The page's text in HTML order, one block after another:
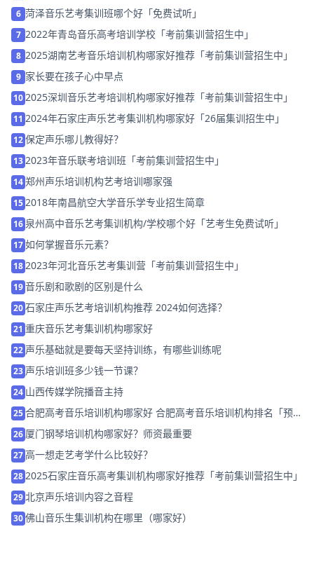
6 菏泽音乐艺考集训班哪个好「免费试听」
7 2022年青岛音乐高考培训学校「考前集训营招生中」
8 2025湖南艺考音乐培训机构哪家好推荐「考前集训营招生中」
9 家长要在孩子心中早点
102025深圳音乐艺考培训机构哪家好推荐「考前集训营招生中」
11 2024年石家庄声乐艺考集训机构哪家好「26届集训招生中」
12保定声乐哪儿教得好？
132023年音乐联考培训班「考前集训营招生中」
14郑州声乐培训机构艺考培训哪家强
152018年南昌航空大学音乐学专业招生简章
16 泉州高中音乐艺考集训机构/学校哪个好「艺考生免费试听」
17如何掌握音乐元素？
182023年河北音乐艺考集训营「考前集训营招生中」
19音乐剧和歌剧的区别是什么
20石家庄声乐艺考培训机构推荐 2024如何选择？
21 重庆音乐艺考集训机构哪家好
22 声乐基础就是要每天坚持训练，有哪些训练呢
23 声乐培训班多少钱一节课？
24 山西传媒学院播音主持
25合肥高考音乐培训机构哪家好 合肥高考音乐培训机构排名「预约
试听」
26 厦门钢琴培训机构哪家好？师资最重要
27高一想走艺考学什么比较好？
282025石家庄音乐高考集训机构哪家好推荐「考前集训营招生中」
29北京声乐培训内容之音程
30佛山音乐生集训机构在哪里（哪家好）